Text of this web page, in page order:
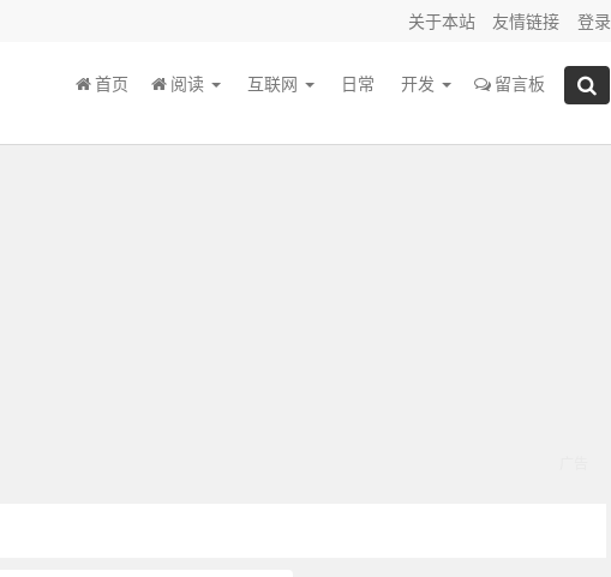
关于本站 友情链接 登录
首页 阅读 互联网 日常 开发 留言板